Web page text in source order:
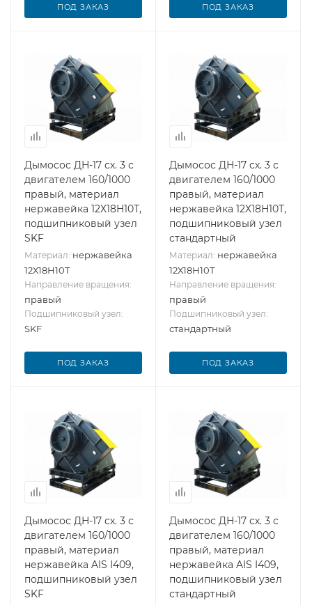
ПОД ЗАКАЗ ПОД ЗАКАЗ
Дымосос ДН-17 сх. 3 с
двигателем 160/1000
правый, материал
нержавейка 12Х18Н10Т,
подшипниковый узел
SKF
Материал: нержавейка
12Х18Н10Т
Направление вращения:
правый
Подшипниковый узел:
SKF
ПОД ЗАКАЗ
Дымосос ДН-17 сх. 3 с
двигателем 160/1000
правый, материал
нержавейка 12Х18Н10Т,
подшипниковый узел
стандартный
Материал: нержавейка
12Х18Н10Т
Направление вращения:
правый
Подшипниковый узел:
стандартный
ПОД ЗАКАЗ
Дымосос ДН-17 сх. 3 с
двигателем 160/1000
правый, материал
нержавейка AIS I409,
подшипниковый узел
SKF
Дымосос ДН-17 сх. 3 с
двигателем 160/1000
правый, материал
нержавейка AIS I409,
подшипниковый узел
стандартный